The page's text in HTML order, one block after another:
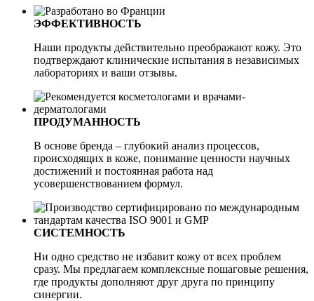
ЭФФЕКТИВНОСТЬ
Наши продукты действительно преображают кожу. Это
подтверждают клинические испытания в независимых
лабораториях и ваши отзывы.
ПРОДУМАННОСТЬ
В основе бренда – глубокий анализ процессов,
происходящих в коже, понимание ценности научных
достижений и постоянная работа над
усовершенствованием формул.
СИСТЕМНОСТЬ
Ни одно средство не избавит кожу от всех проблем
сразу. Мы предлагаем комплексные пошаговые решения,
где продукты дополняют друг друга по принципу
синергии.